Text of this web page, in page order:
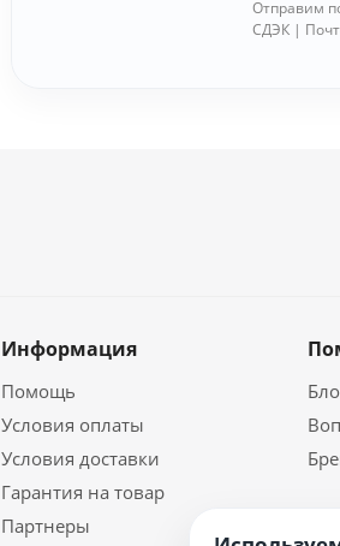
Отправим
СДЭК |
Информация
Помощь
Условия оплаты
Условия доставки
Гарантия на товар
Партнеры